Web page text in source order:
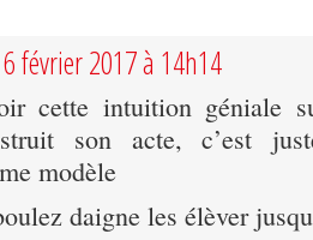
février 2017 à 14h14
cette intuition géniale
son acte, c’est
modèle
daigne les élèver